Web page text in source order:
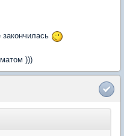
закончилась
)))